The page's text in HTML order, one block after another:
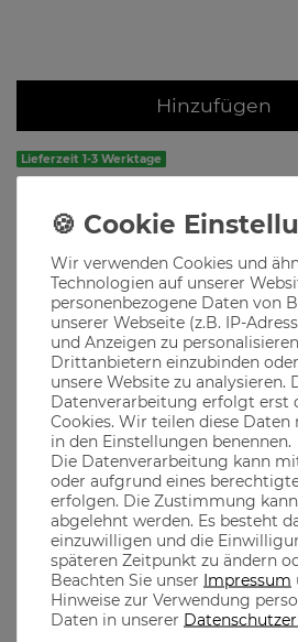
Hinzufügen
Lieferzeit 1-3 Werktage
Stylische und hochwertige
Bavarian" Stick auf der Front und
Material
Dank des größenverstellbaren
Snapback auf jeden Kopf
Verschluss Druckknöpfe
Mit Stickereien auf der Vorder- und
Material: 20% Baumwolle, 80%
the casual MONKS
Wir verwenden Cookies und
Technologien auf unserer
personenbezogene Daten von
unserer Webseite (z.B. IP-
und Anzeigen zu
Drittanbietern einzubinden
unsere Website zu analysieren.
Datenverarbeitung erfolgt erst
Cookies. Wir teilen diese
in den Einstellungen benennen.
Die Datenverarbeitung kann
oder aufgrund eines
erfolgen. Die Zustimmung
abgelehnt werden. Es besteht
einzuwilligen und die
späteren Zeitpunkt zu ändern
Beachten Sie unser Impressum
Hinweise zur Verwendung
Daten in unserer